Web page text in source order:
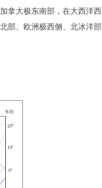
拿大极东南部，在大西洋西
部、欧洲极西侧、北冰洋部